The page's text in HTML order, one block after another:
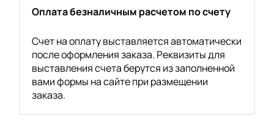
Оплата безналичным расчетом по счету
Счет на оплату выставляется автоматически
после оформления заказа. Реквизиты для
выставления счета берутся из заполненной
вами формы на сайте при размещении
заказа.